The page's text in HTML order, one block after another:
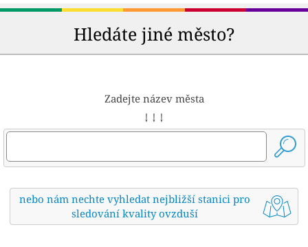
Hledáte jiné město?
Zadejte název města
↓ ↓ ↓
nebo nám nechte vyhledat nejbližší stanici pro
sledování kvality ovzduší